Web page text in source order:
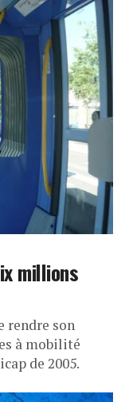
millions
rendre son
à mobilité
de 2005.